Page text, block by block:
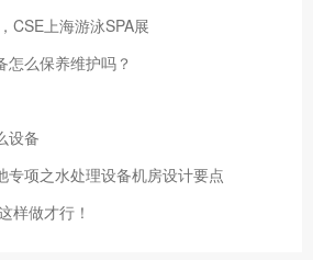
CSE上海游泳SPA展
怎么保养维护吗？
设备
专项之水处理设备机房设计要点
样做才行！